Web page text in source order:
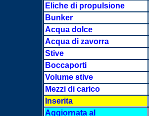
Eliche di propulsione
Bunker
Acqua dolce
Acqua di zavorra
Stive
Boccaporti
Volume stive
Mezzi di carico
Inserita
Aggiornata al